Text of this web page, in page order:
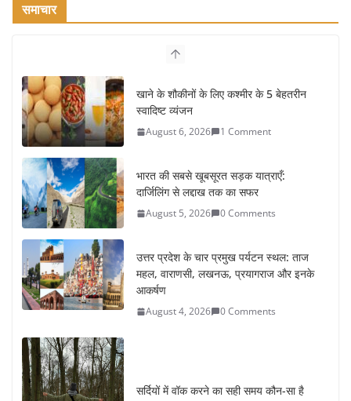
समाचार
खाने के शौकीनों के लिए कश्मीर के 5 बेहतरीन
स्वादिष्ट व्यंजन
August 6, 2026 1 Comment
भारत की सबसे खूबसूरत सड़क यात्राएँ:
दार्जिलिंग से लद्दाख तक का सफर
August 5, 2026 0 Comments
उत्तर प्रदेश के चार प्रमुख पर्यटन स्थल: ताज
महल, वाराणसी, लखनऊ, प्रयागराज और इनके
आकर्षण
August 4, 2026 0 Comments
सर्दियों में वॉक करने का सही समय कौन-सा है